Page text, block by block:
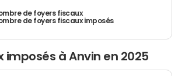
de foyers fiscaux
de foyers fiscaux imposés
imposés à Anvin en 2025